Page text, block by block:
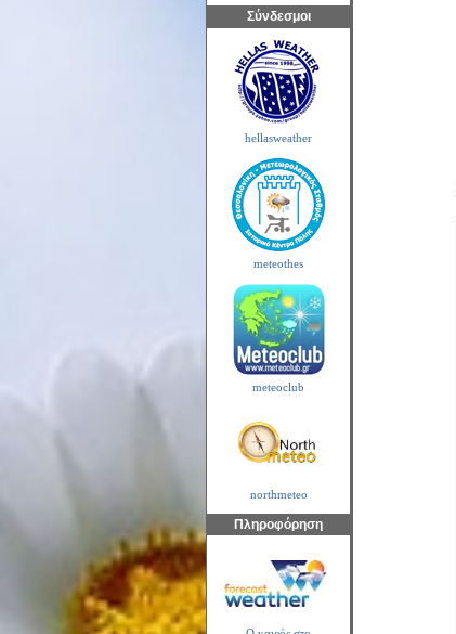
Σύνδεσμοι
hellasweather
meteothes
meteoclub
northmeteo
Πληροφόρηση